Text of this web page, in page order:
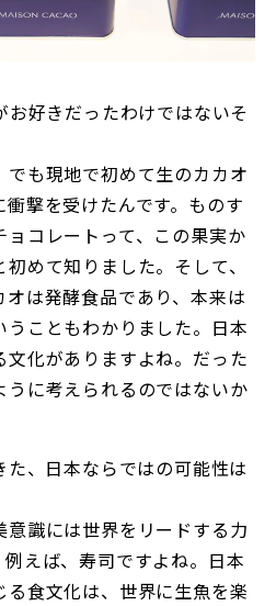
お好きだったわけではないそ
も現地で初めて生のカカオ
撃を受けたんです。ものす
コレートって、この果実か
めて知りました。そして、
は発酵食品であり、本来は
こともわかりました。日本
化がありますよね。だった
うに考えられるのではないか
た、日本ならではの可能性は
識には世界をリードする力
えば、寿司ですよね。日本
食文化は、世界に生魚を楽